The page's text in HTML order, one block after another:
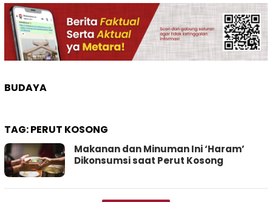
BUDAYA
TAG:PERUT KOSONG
Makanan dan Minuman Ini ‘Haram’
Dikonsumsi saat Perut Kosong